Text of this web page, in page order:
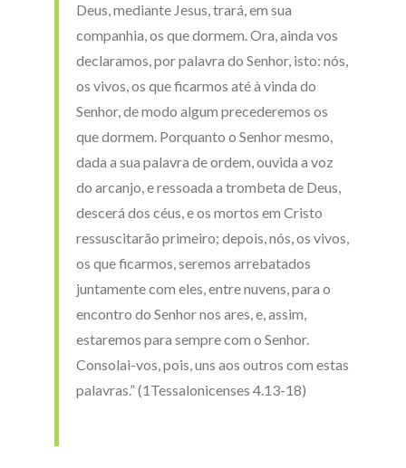
Deus, mediante Jesus, trará, em sua
companhia, os que dormem. Ora, ainda vos
declaramos, por palavra do Senhor, isto: nós,
os vivos, os que ficarmos até à vinda do
Senhor, de modo algum precederemos os
que dormem. Porquanto o Senhor mesmo,
dada a sua palavra de ordem, ouvida a voz
do arcanjo, e ressoada a trombeta de Deus,
descerá dos céus, e os mortos em Cristo
ressuscitarão primeiro; depois, nós, os vivos,
os que ficarmos, seremos arrebatados
juntamente com eles, entre nuvens, para o
encontro do Senhor nos ares, e, assim,
estaremos para sempre com o Senhor.
Consolai-vos, pois, uns aos outros com estas
palavras.” (1Tessalonicenses 4.13-18)